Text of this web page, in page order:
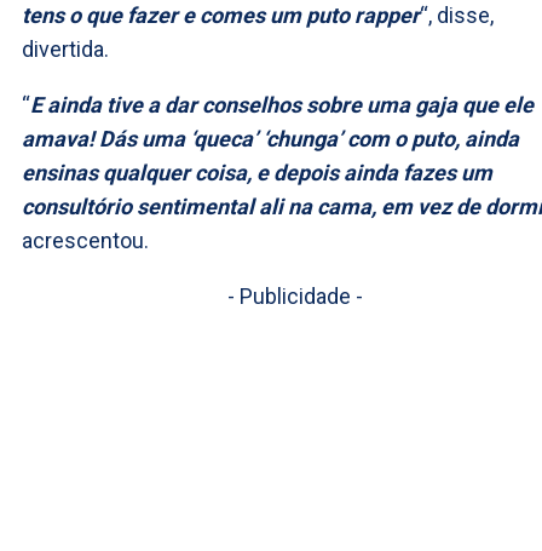
tens o que fazer e comes um puto rapper“, disse,
divertida.
“E ainda tive a dar conselhos sobre uma gaja que ele
amava! Dás uma ‘queca’ ‘chunga’ com o puto, ainda
ensinas qualquer coisa, e depois ainda fazes um
consultório sentimental ali na cama, em vez de
acrescentou.
- Publicidade -